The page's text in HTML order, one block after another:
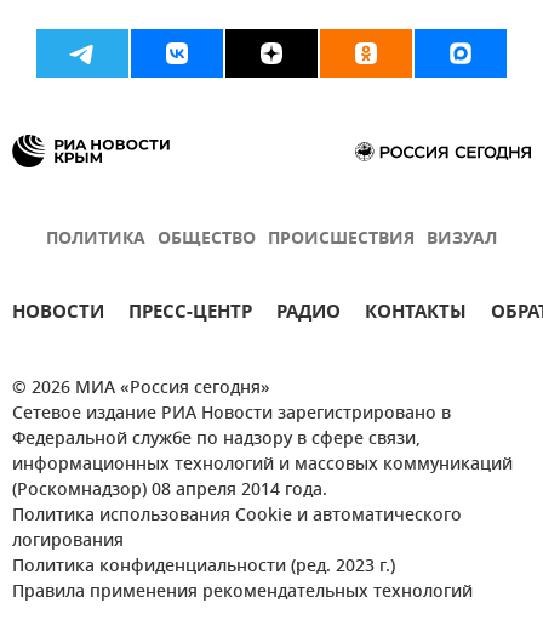
ПОЛИТИКА ОБЩЕСТВО ПРОИСШЕСТВИЯ ВИЗУАЛ
НОВОСТИ ПРЕСС-ЦЕНТР РАДИО КОНТАКТЫ
© 2026 МИА «Россия сегодня»
Сетевое издание РИА Новости зарегистрировано в
Федеральной службе по надзору в сфере связи,
информационных технологий и массовых коммуникаций
(Роскомнадзор) 08 апреля 2014 года.
Политика использования Cookie и автоматического
логирования
Политика конфиденциальности (ред. 2023 г.)
Правила применения рекомендательных технологий